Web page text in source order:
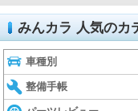
みんカラ 人気のカ
車種別
整備手帳